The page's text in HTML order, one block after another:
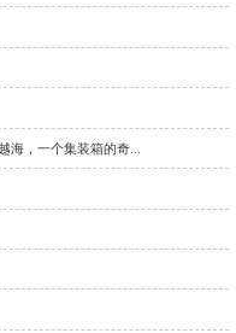
，一个集装箱的奇...